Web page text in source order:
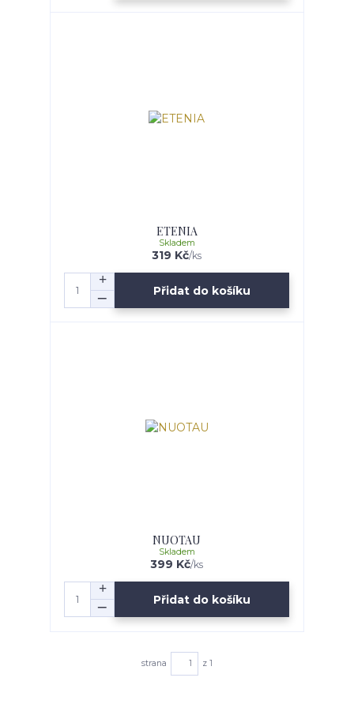
ETENIA
319 Kč/ks
Skladem
Přidat do košíku
NUOTAU
399 Kč/ks
Skladem
Přidat do košíku
strana z 1